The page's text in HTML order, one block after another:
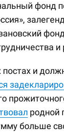
фонд
и
и
родной
больше